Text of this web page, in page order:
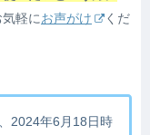
気軽にお声がけ
くだ
2024年6月18日時